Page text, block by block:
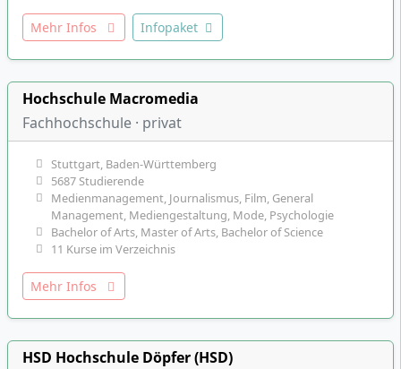
Mehr Infos Infopaket
Hochschule Macromedia
Fachhochschule · privat
Stuttgart, Baden-Württemberg
5687 Studierende
Medienmanagement, Journalismus, Film, General
Management, Mediengestaltung, Mode, Psychologie
Bachelor of Arts, Master of Arts, Bachelor of Science
11 Kurse im Verzeichnis
Mehr Infos
HSD Hochschule Döpfer (HSD)